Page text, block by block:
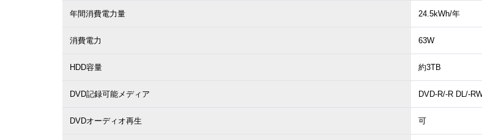
年間消費電力量 24.5kWh/年
消費電力 63W
HDD容量 約3TB
DVD記録可能メディア DVD-R/-R DL/-
DVDオーディオ再生 可